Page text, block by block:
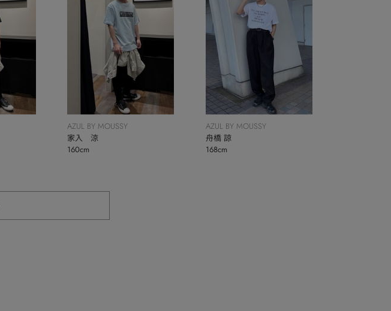
AZUL BY MOUSSY
家入 涼
160cm
AZUL BY MOUSSY
舟橋 諒
168cm